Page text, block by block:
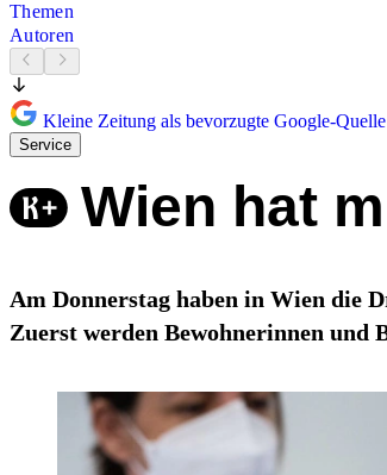
Themen
Autoren
Kleine Zeitung als bevorzugte Google-
Service
Wien hat
Am Donnerstag haben in Wien die
Zuerst werden Bewohnerinnen und